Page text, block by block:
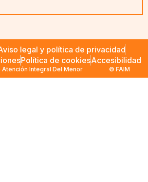
legal y política de privacidad
Política de cookiesAccesibilidad
Atención Integral Del Menor © FAIM